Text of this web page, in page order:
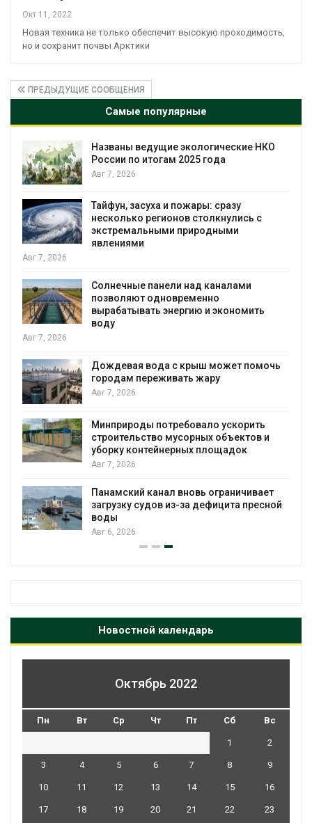
Окт 11, 2022
Новая техника не только обеспечит высокую проходимость,
но и сохранит почвы Арктики
ПРЕДЫДУЩИЕ СООБЩЕНИЯ
Самые популярные
Названы ведущие экологические НКО
России по итогам 2025 года
Авг 7, 2026
Тайфун, засуха и пожары: сразу
несколько регионов столкнулись с
экстремальными природными
явлениями
Авг 7, 2026
Солнечные панели над каналами
позволяют одновременно
вырабатывать энергию и экономить
воду
Авг 7, 2026
Дождевая вода с крыш может помочь
городам переживать жару
Авг 7, 2026
Минприроды потребовало ускорить
строительство мусорных объектов и
уборку контейнерных площадок
Авг 7, 2026
Панамский канал вновь ограничивает
загрузку судов из-за дефицита пресной
воды
Авг 6, 2026
Новостной календарь
Октябрь 2022
Пн Вт Ср Чт Пт Сб Вс
1 2
3 4 5 6 7 8 9
10 11 12 13 14 15 16
17 18 19 20 21 22 23